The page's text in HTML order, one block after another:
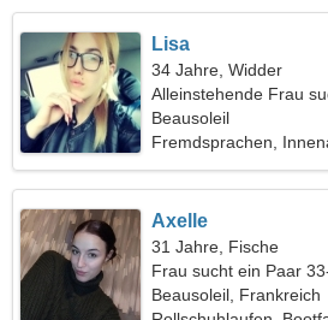
Lisa
34 Jahre, Widder
Alleinstehende Frau
Beausoleil
Fremdsprachen,
Axelle
31 Jahre, Fische
Frau sucht ein Paar
Beausoleil, Frankreich